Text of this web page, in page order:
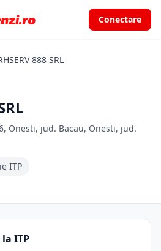
Conectare
888 SRL
Onesti, jud. Bacau, Onesti, jud.
ITP
ITP